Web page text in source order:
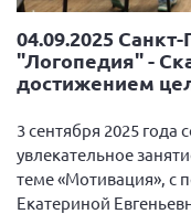
04.09.2025
"Логопедия" -
достижением
3 сентября 2025 года
увлекательное
теме «Мотивация», с
Екатериной